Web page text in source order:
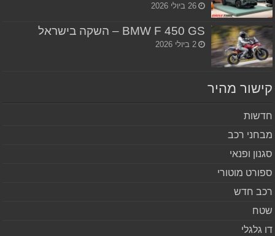
26 ביולי 2026
BMW F 450 GS – השקה בישראל
2 ביולי 2026
מהיר
רכב
ופנאי
מוטורי
חדש
גלגלי